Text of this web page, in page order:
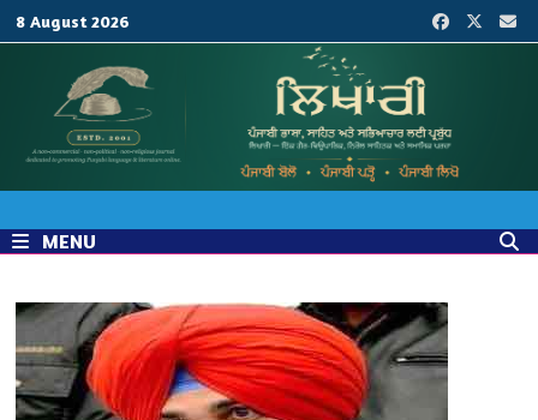
8 August 2026
MENU